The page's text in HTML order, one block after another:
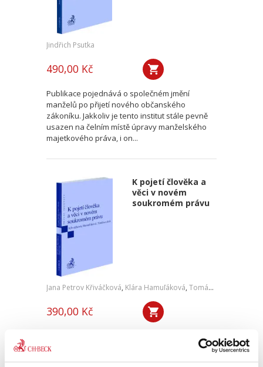
Jindřich Psutka
490,00 Kč
Publikace pojednává o společném jmění
manželů po přijetí nového občanského
zákoníku. Jakkoliv je tento institut stále pevně
usazen na čelním místě úpravy manželského
majetkového práva, i on...
K pojetí člověka a
věci v novém
soukromém právu
Jana Petrov Křiváčková, Klára Hamuľáková, Tomáš Tintěra
390,00 Kč
soukromém právu reaguje na změny, které